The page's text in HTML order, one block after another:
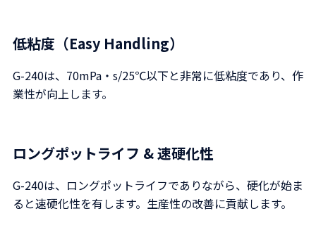
低粘度（Easy Handling）
G-240は、70mPa・s/25℃以下と非常に低粘度であり、作
業性が向上します。
ロングポットライフ & 速硬化性
G-240は、ロングポットライフでありながら、硬化が始ま
ると速硬化性を有します。生産性の改善に貢献します。